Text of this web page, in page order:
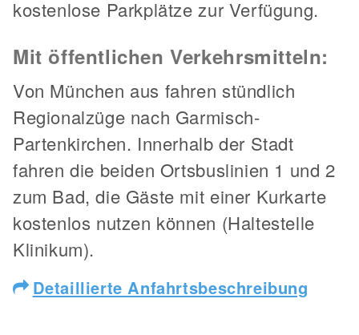
kostenlose Parkplätze zur Verfügung.
Mit öffentlichen Verkehrsmitteln:
Von München aus fahren stündlich
Regionalzüge nach Garmisch-
Partenkirchen. Innerhalb der Stadt
fahren die beiden Ortsbuslinien 1 und 2
zum Bad, die Gäste mit einer Kurkarte
kostenlos nutzen können (Haltestelle
Klinikum).
Detaillierte Anfahrtsbeschreibung